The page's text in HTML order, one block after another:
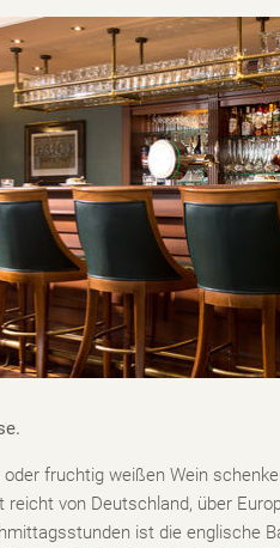
fruchtig weißen Wein
reicht von Deutschland, über
ist die englische